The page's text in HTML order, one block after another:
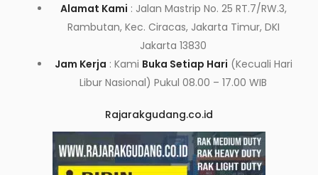
Alamat Kami : Jalan Mastrip No. 25 RT.7/RW.3,
Rambutan, Kec. Ciracas, Jakarta Timur, DKI
Jakarta 13830
Jam Kerja : Kami Buka Setiap Hari (Kecuali Hari
Libur Nasional) Pukul 08.00 – 17.00 WIB
Rajarakgudang.co.id